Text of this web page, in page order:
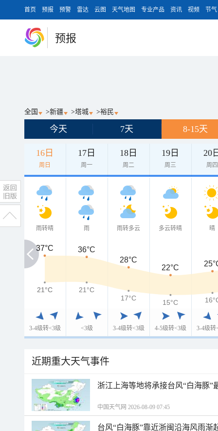
首页 预报 预警 雷达 云图 天气地图 专业产品 资讯 视频 节气
预报
全国 >新疆 >塔城 >裕民
今天 7天 8-15天
16日
周日
17日
周一
18日
周二
19日
周三
20
周四
雨转晴
3-4级转<3级
雨
<3级
雨转多云
3-4级转<3级
多云转晴
4-5级转<3级
晴
3-4级转
37°C
37°C 36°C
28°C
22°C
21°C
21°C 21°C
17°C
15°C
近期重大天气事件
浙江上海等地将承接台风“白海豚”
中国天气网 2026-08-09 07:45
台风“白海豚”靠近浙闽沿海风雨渐